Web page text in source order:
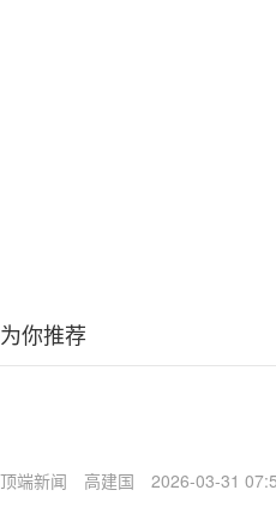
为你推荐
顶端新闻 高建国 2026-03-31